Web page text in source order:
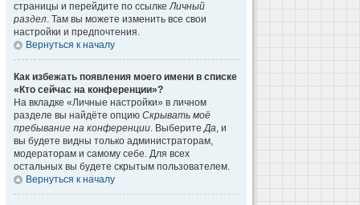
страницы и перейдите по ссылкеЛичный
раздел. Там вы можете изменить все свои
настройки и предпочтения.
Вернуться к началу
Как избежать появления моего имени в списке
«Кто сейчас на конференции»?
На вкладке «Личные настройки» в личном
разделе вы найдёте опцию Скрывать моё
пребывание на конференции. ВыберитеДа, и
вы будете видны только администраторам,
модераторам и самому себе. Для всех
остальных вы будете скрытым пользователем.
Вернуться к началу